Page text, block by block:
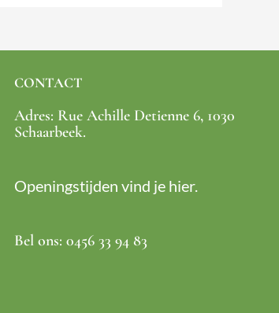
CONTACT
Adres: Rue Achille Detienne 6, 1030
Schaarbeek.
Openingstijden vind je hier.
Bel ons: 0456 33 94 83